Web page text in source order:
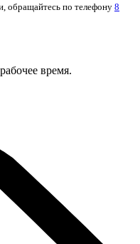
обращайтесь по телефону 8
время.